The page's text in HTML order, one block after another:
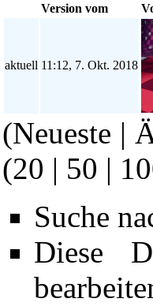
Version vom
aktuell 11:12, 7. Okt. 2018
(Neueste |
(20 | 50 |
Suche
Diese